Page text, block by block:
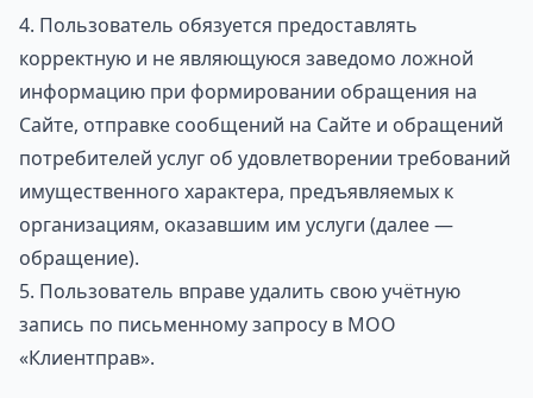
4. Пользователь обязуется предоставлять
корректную и не являющуюся заведомо ложной
информацию при формировании обращения на
Сайте, отправке сообщений на Сайте и обращений
потребителей услуг об удовлетворении требований
имущественного характера, предъявляемых к
организациям, оказавшим им услуги (далее —
обращение).
5. Пользователь вправе удалить свою учётную
запись по письменному запросу в МОО
«Клиентправ».